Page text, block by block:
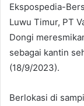
Ekspospedia-
Luwu Timur, PT
Dongi
sebagai kantin
(18/9/2023).
Berlokasi di